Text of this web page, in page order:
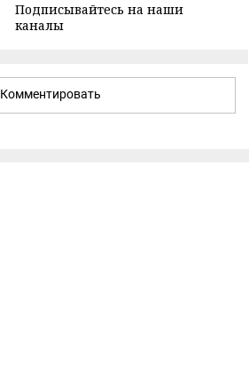
Подписывайтесь на наши
каналы
Комментировать